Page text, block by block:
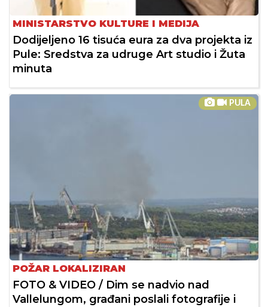
MINISTARSTVO KULTURE I MEDIJA
Dodijeljeno 16 tisuća eura za dva projekta iz
Pule: Sredstva za udruge Art studio i Žuta
minuta
PULA
POŽAR LOKALIZIRAN
FOTO & VIDEO / Dim se nadvio nad
Vallelungom, građani poslali fotografije i